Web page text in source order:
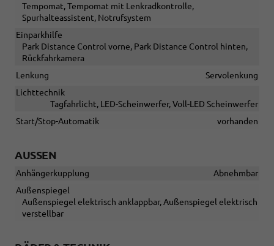
Tempomat, Tempomat mit Lenkradkontrolle,
Spurhalteassistent, Notrufsystem
Einparkhilfe
Park Distance Control vorne, Park Distance Control hinten,
Rückfahrkamera
Lenkung
Servolenkung
Lichttechnik
Tagfahrlicht, LED-Scheinwerfer, Voll-LED Scheinwerfer
Start/Stop-Automatik
vorhanden
AUSSEN
Anhängerkupplung
Abnehmbar
Außenspiegel
Außenspiegel elektrisch anklappbar, Außenspiegel elektrisch
verstellbar